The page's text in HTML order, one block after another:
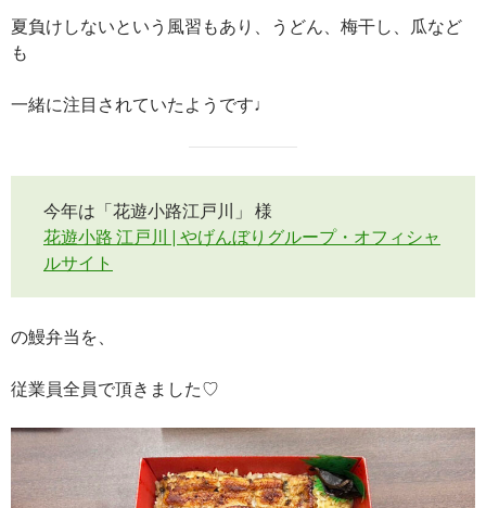
夏負けしないという風習もあり、うどん、梅干し、瓜など
も
一緒に注目されていたようです♩
今年は「花遊小路江戸川」 様
花遊小路 江戸川 | やげんぼりグループ・オフィシャ
ルサイト
の鰻弁当を、
従業員全員で頂きました♡